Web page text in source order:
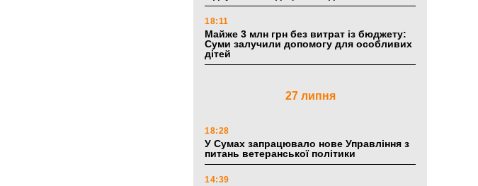
18:11
Майже 3 млн грн без витрат із бюджету:
Суми залучили допомогу для особливих
дітей
27 липня
18:28
У Сумах запрацювало нове Управління з
питань ветеранської політики
14:39